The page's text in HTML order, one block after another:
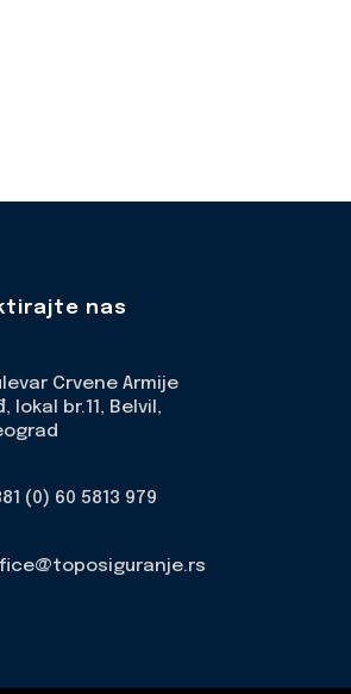
nas
Crvene Armije
lokal br.11, Belvil,
(0) 60 5813 979